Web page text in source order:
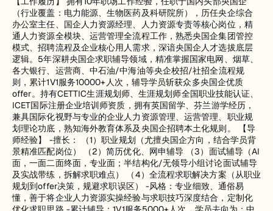
（行业覆盖：电力能源、生物医药及科研院所），历任央企综合
办公室主任、国企人力资源经理、人力资源专责等核心岗位，精
通人力资源全模块、运营管理全流程工作，熟悉央国企集团管控
模式、招聘流程及企业核心用人需求，深谙央国企人才选拔底层
逻辑。5年深耕央国企求职辅导领域，精准掌握国家电网、烟草、
各大银行、运营商、中石油/中海油等央企校招/社招全流程规
则，累计1V1服务10000+人次，辅导学员斩获众多央国企优质
offer。持有CETTIC生涯规划师、生涯规划师全国职业技能认证、
ICET国际注册企业培训师资质，拥有英国留学、芬兰游学经历，
兼具国际化视野与专业的企业人力资源管理、运营管理、职业规
划理论功底，熟知海外教育体系及央国企招聘本土化规则。 【导
师经验】 -擅长： （1）职业规划（尤擅央国企方向，结合学员背
景精准匹配岗位） （2）简历优化、网申辅导 （3）面试辅导（AI
面，一面二面终面，专业面；半结构化/无领导小组讨论面试辅导
及实战带练，拆解求职难点） （4）全流程求职解决方案（从职业
规划到offer决策，规避求职误区） -风格：专业细致、通俗易
懂，善于将企业人力资源实操经验与求职技巧深度结合，定制化